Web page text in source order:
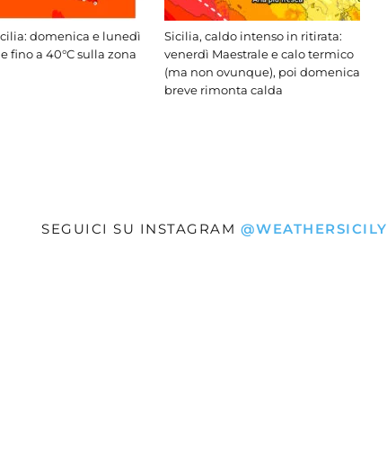
domenica e lunedì
fino a 40°C sulla zona
Sicilia, caldo intenso in ritirata:
venerdì Maestrale e calo termico
(ma non ovunque), poi domenica
breve rimonta calda
SEGUICI SU INSTAGRAM @WEATHERSICILY